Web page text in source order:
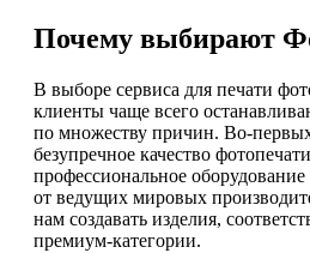
Почему выбирают
В выборе сервиса для печати
клиенты чаще всего
по множеству причин. Во-
безупречное качество
профессиональное
от ведущих мировых
нам создавать изделия,
премиум-категории.